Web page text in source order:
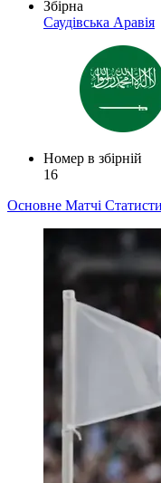
Збірна
Саудівська Аравія
Номер в збірній
16
Основне Матчі